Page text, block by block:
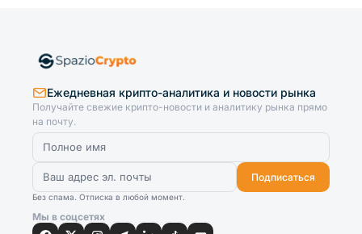
Ежедневная крипто-аналитика и новости рынка
Получайте свежие крипто-новости и аналитику рынка прямо
на почту.
Подписаться
Без спама. Отписка в любой момент.
Мы в соцсетях